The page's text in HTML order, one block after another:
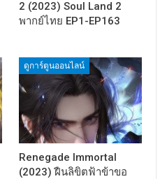
2 (2023) Soul Land 2
พากย์ไทย EP1-EP163
ดูการ์ตูนออนไลน์
Renegade Immortal
(2023) ฝืนลิขิตฟ้าข้าขอ